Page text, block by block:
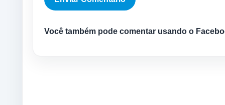
Você também pode comentar usando o